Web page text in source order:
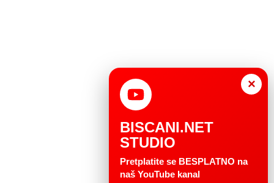
×
BISCANI.NET
STUDIO
Pretplatite se BESPLATNO na
naš YouTube kanal